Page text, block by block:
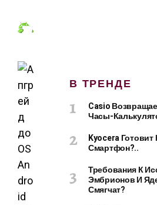
В ТРЕНДЕ
Casio
Часы-
Kyocera
Смартфон?..
Требования К
Эмбрионов И
Смягчат?